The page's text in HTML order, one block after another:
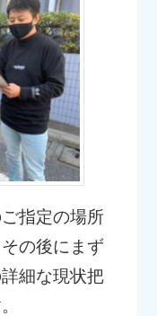
指定の場所
の後にまず
細な現状把